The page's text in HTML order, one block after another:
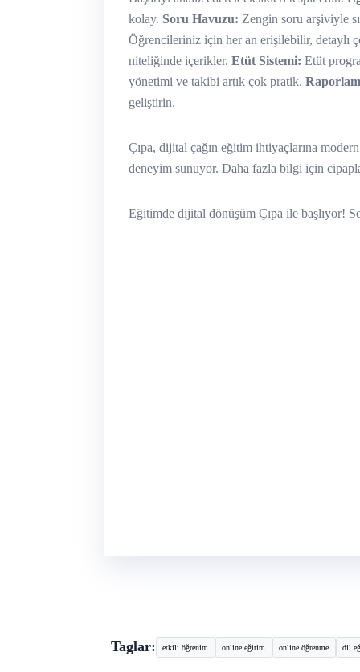
kolay. Soru Havuzu: Zengin soru arşiviyle
Öğrencileriniz için her an erişilebilir, detaylı
niteliğinde içerikler. Etüt Sistemi: Etüt
yönetimi ve takibi artık çok pratik.
geliştirin.
Çıpa, dijital çağın eğitim ihtiyaçlarına
deneyim sunuyor. Daha fazla bilgi için
Eğitimde dijital dönüşüm Çıpa ile başlıyor!
Taglar: etkili öğrenim online eğitim online öğrenme dil